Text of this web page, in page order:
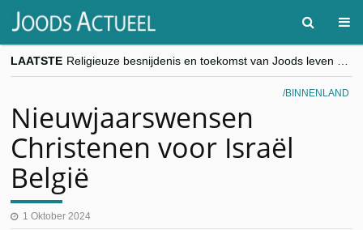
LAATSTE
“Besnijdenisdebat toont hoe moeilijk seculiere Westen minderheden begrijpt”, Jinnih Beels (Vooruit)
CITYTRIP | ROEMENIË – Boekarest: de verrassing van Oost-Europa
BINNENLAND
Nieuwjaarswensen
Christenen voor Israël
België
1 Oktober 2024